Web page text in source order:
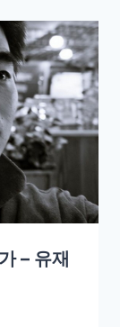
– 유재